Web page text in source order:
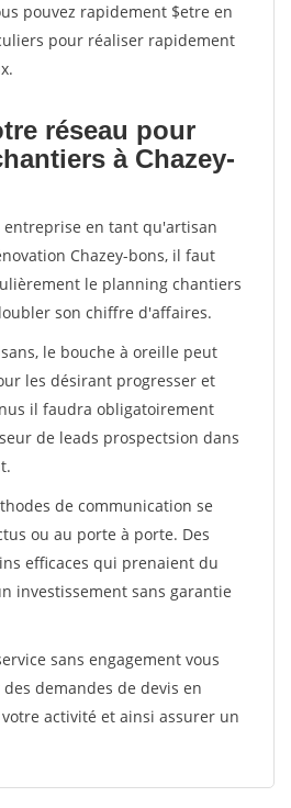
pouvez rapidement $etre en
pour réaliser rapidement
réseau pour
à Chazey-
en tant qu'artisan
Chazey-bons, il faut
le planning chantiers
son chiffre d'affaires.
le bouche à oreille peut
les désirant progresser et
il faudra obligatoirement
de leads prospectsion dans
de communication se
ou au porte à porte. Des
efficaces qui prenaient du
investissement sans garantie
sans engagement vous
demandes de devis en
activité et ainsi assurer un